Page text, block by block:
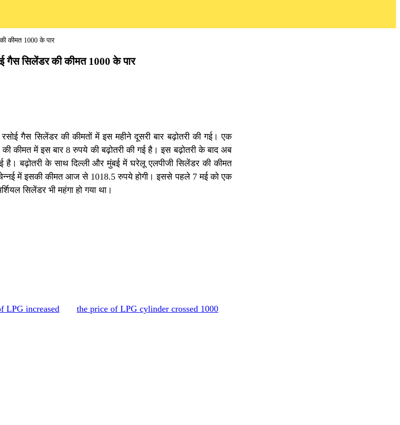
कीमत 1000 के पार
गैस सिलेंडर की कीमत 1000 के पार
गैस सिलेंडर की कीमतों में इस महीने दूसरी बार बढ़ोतरी की गई। एक
कीमत में इस बार 8 रुपये की बढ़ोतरी की गई है। इस बढ़ोतरी के बाद अब
बढ़ोतरी के साथ दिल्ली और मुंबई में घरेलू एलपीजी सिलेंडर की कीमत
में इसकी कीमत आज से 1018.5 रुपये होगी। इससे पहले 7 मई को एक
सिलेंडर भी महंगा हो गया था।
LPG increased
the price of LPG cylinder crossed 1000